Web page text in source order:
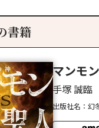
書籍
マンモ
手塚 誠臨
出版社名：幻